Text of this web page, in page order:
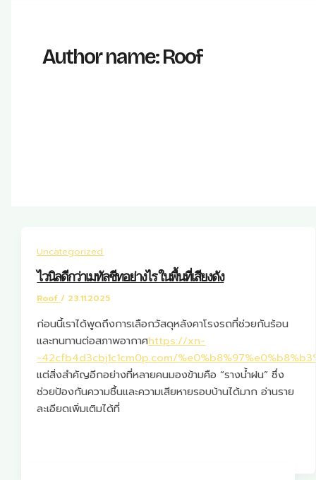
Author name: Roof
Uncategorized
ไวนิลดีกว่าเมทัลชีทอย่างไร ในพื้นที่เสียงดัง
Roof/ 23.11.2025
ก่อนนี้เราได้พูดถึงการเลือกวัสดุหลังคาโรงรถที่ช่วยกันร้อน
และทนทานต่อสภาพอากาศhttps://xn-
-42cfb4d3cbj1c1cm0p.com/
แต่สิ่งสำคัญอีกอย่างที่หลายคนมองข้ามคือ “รางน้ำฝน” ซึ่ง
ช่วยป้องกันความชื้นและความเสียหายรอบบ้านได้มาก อ่านราย
ละเอียดเพิ่มเติมได้ที่